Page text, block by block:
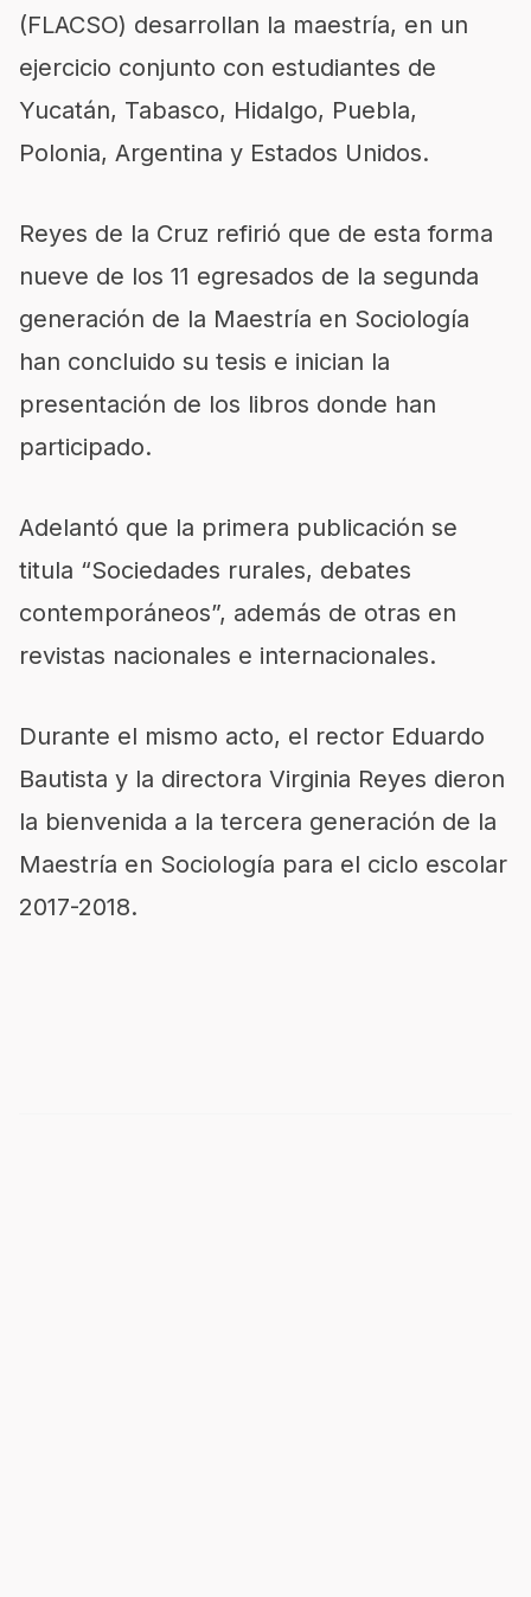
(FLACSO) desarrollan la maestría, en un
ejercicio conjunto con estudiantes de
Yucatán, Tabasco, Hidalgo, Puebla,
Polonia, Argentina y Estados Unidos.
Reyes de la Cruz refirió que de esta forma
nueve de los 11 egresados de la segunda
generación de la Maestría en Sociología
han concluido su tesis e inician la
presentación de los libros donde han
participado.
Adelantó que la primera publicación se
titula “Sociedades rurales, debates
contemporáneos”, además de otras en
revistas nacionales e internacionales.
Durante el mismo acto, el rector Eduardo
Bautista y la directora Virginia Reyes dieron
la bienvenida a la tercera generación de la
Maestría en Sociología para el ciclo escolar
2017-2018.